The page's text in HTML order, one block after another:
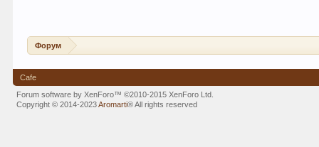
Форум
Cafe
Forum software by XenForo™©2010-2015 XenForo Ltd.
Copyright © 2014-2023Aromarti®All rights reserved